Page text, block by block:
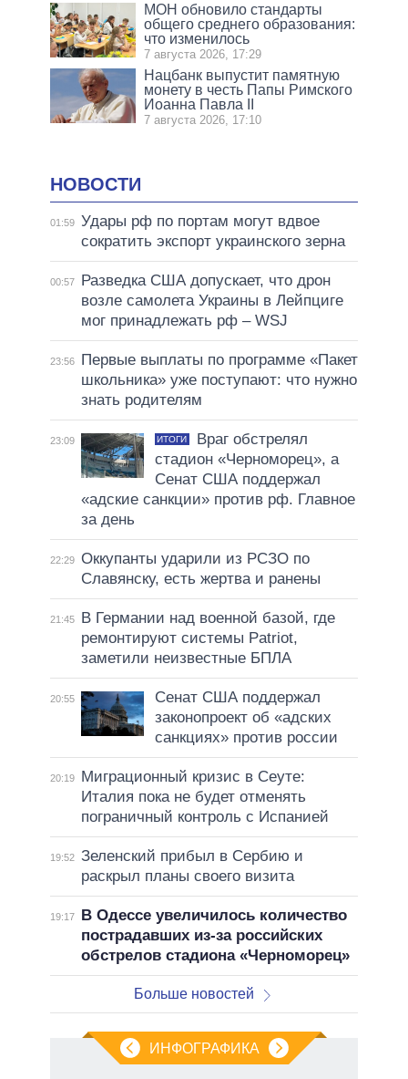
МОН обновило стандарты
общего среднего образования:
что изменилось
7 августа 2026, 17:29
Нацбанк выпустит памятную
монету в честь Папы Римского
Иоанна Павла II
7 августа 2026, 17:10
НОВОСТИ
01:59 Удары рф по портам могут вдвое
сократить экспорт украинского зерна
00:57
Разведка США допускает, что дрон
возле самолета Украины в Лейпциге
мог принадлежать рф – WSJ
23:56
Первые выплаты по программе «Пакет
школьника» уже поступают: что нужно
знать родителям
23:09 ИТОГИ
Враг обстрелял
стадион «Черноморец», а
Сенат США поддержал
«адские санкции» против рф. Главное
за день
22:29 Оккупанты ударили из РСЗО по
Славянску, есть жертва и ранены
21:45
В Германии над военной базой, где
ремонтируют системы Patriot,
заметили неизвестные БПЛА
20:55
Сенат США поддержал
законопроект об «адских
санкциях» против россии
20:19
Миграционный кризис в Сеуте:
Италия пока не будет отменять
пограничный контроль с Испанией
19:52 Зеленский прибыл в Сербию и
раскрыл планы своего визита
19:17
В Одессе увеличилось количество
пострадавших из-за российских
обстрелов стадиона «Черноморец»
Больше новостей
ИНФОГРАФИКА